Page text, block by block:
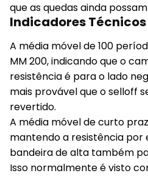
que as quedas ainda
Indicadores Técnicos
A média móvel de 100
MM 200, indicando que o
resistência é para o lado
mais provável que o selloff
revertido.
A média móvel de curto
mantendo a resistência por
bandeira de alta também
Isso normalmente é visto